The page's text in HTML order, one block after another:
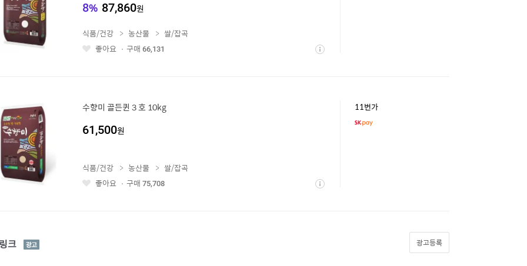
8% 87,860원
좋 상
식품/건강 농산물
쌀/잡곡
좋아요
구매 66,131
수향미 골든퀸３호 10kg
61,500원
11번가
좋 상
식품/건강 농산물
쌀/잡곡
좋아요
구매 75,708
크 광
고
광고등록